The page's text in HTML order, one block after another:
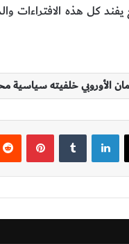
يفند كل هذه
الأوروبي خلفيته
لينكدإن بينتيريست